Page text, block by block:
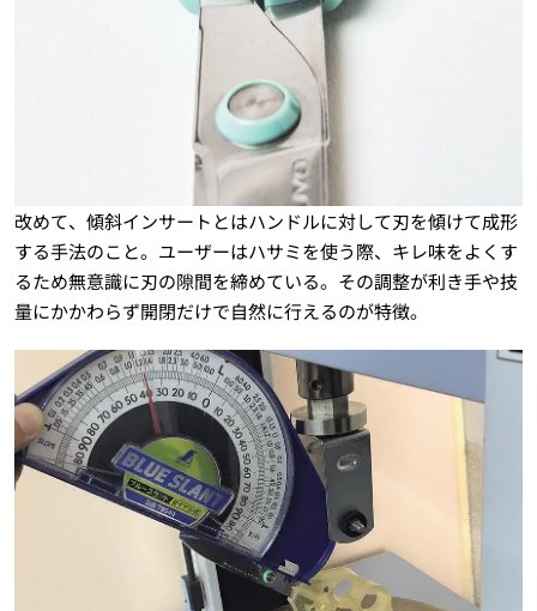
改めて、傾斜インサートとはハンドルに対して刃を傾けて成形
する手法のこと。ユーザーはハサミを使う際、キレ味をよくす
るため無意識に刃の隙間を締めている。その調整が利き手や技
量にかかわらず開閉だけで自然に行えるのが特徴。